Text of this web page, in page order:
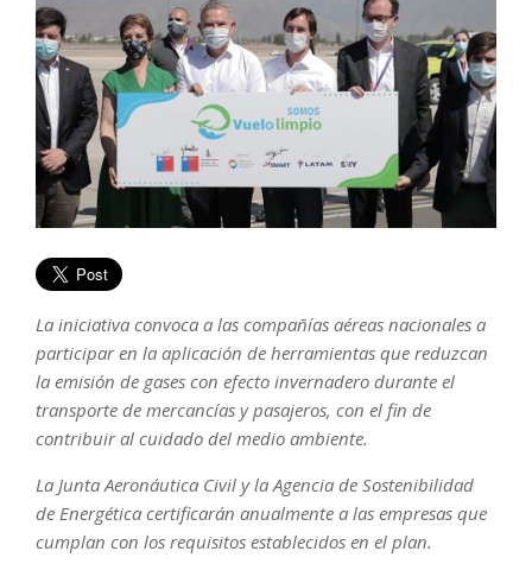
La iniciativa convoca a las compañías aéreas nacionales a
participar en la aplicación de herramientas que reduzcan
la emisión de gases con efecto invernadero durante el
transporte de mercancías y pasajeros, con el fin de
contribuir al cuidado del medio ambiente.
La Junta Aeronáutica Civil y la Agencia de Sostenibilidad
de Energética certificarán anualmente a las empresas que
cumplan con los requisitos establecidos en el plan.